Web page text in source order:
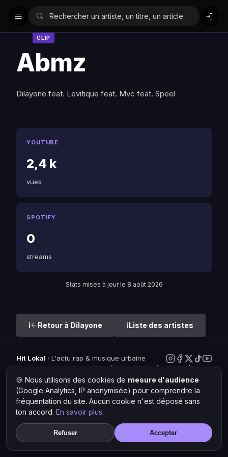
CLIP
Abmz
Dilayone feat. Levitique feat. Mvc feat. Speel
YOUTUBE
2,4 k
vues
SPOTIFY
0
streams
Stats mises à jour le 8 août 2026
Retour à Dilayone Liste des artistes
Hit Lokal · L'actu rap & musique urbaine
© 2026 — Tous droits réservés ·Mentions légales·Gérer les
cookies
🍪 Nous utilisons des cookies de mesure d'audience
(Google Analytics, IP anonymisée) pour comprendre la
fréquentation du site. Aucun cookie n'est déposé sans
ton accord. En savoir plus.
Refuser Accepter